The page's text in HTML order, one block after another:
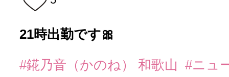
21時出勤です🎀
#錵乃音（かのね） 和歌山
#ニュ